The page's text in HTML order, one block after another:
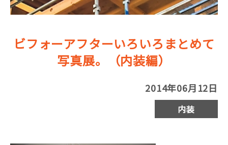
ビフォーアフターいろいろまとめて
写真展。（内装編）
2014年06月12日
内装